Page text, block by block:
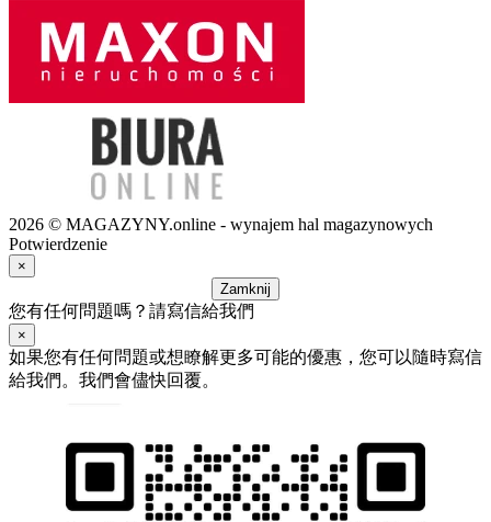
2026 © MAGAZYNY.online - wynajem hal magazynowych
Potwierdzenie
×
Zamknij
您有任何問題嗎？請寫信給我們
×
如果您有任何問題或想瞭解更多可能的優惠，您可以隨時寫信
給我們。我們會儘快回覆。